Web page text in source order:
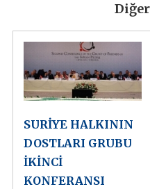
SURİYE HALKININ
DOSTLARI GRUBU
İKİNCİ
KONFERANSI